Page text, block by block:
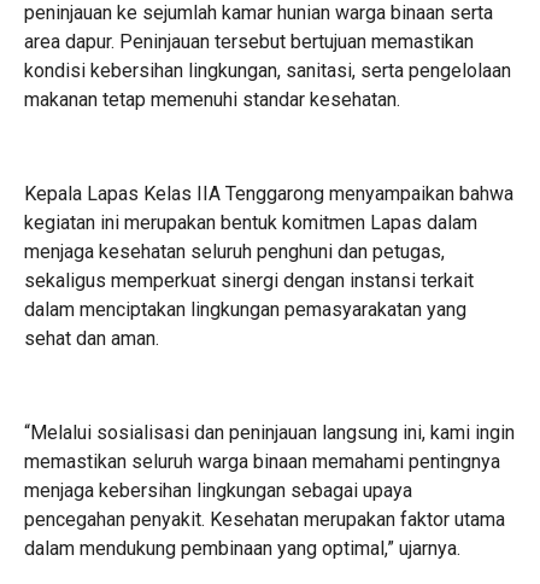
peninjauan ke sejumlah kamar hunian warga binaan serta
area dapur. Peninjauan tersebut bertujuan memastikan
kondisi kebersihan lingkungan, sanitasi, serta pengelolaan
makanan tetap memenuhi standar kesehatan.
Kepala Lapas Kelas IIA Tenggarong menyampaikan bahwa
kegiatan ini merupakan bentuk komitmen Lapas dalam
menjaga kesehatan seluruh penghuni dan petugas,
sekaligus memperkuat sinergi dengan instansi terkait
dalam menciptakan lingkungan pemasyarakatan yang
sehat dan aman.
“Melalui sosialisasi dan peninjauan langsung ini, kami ingin
memastikan seluruh warga binaan memahami pentingnya
menjaga kebersihan lingkungan sebagai upaya
pencegahan penyakit. Kesehatan merupakan faktor utama
dalam mendukung pembinaan yang optimal,” ujarnya.